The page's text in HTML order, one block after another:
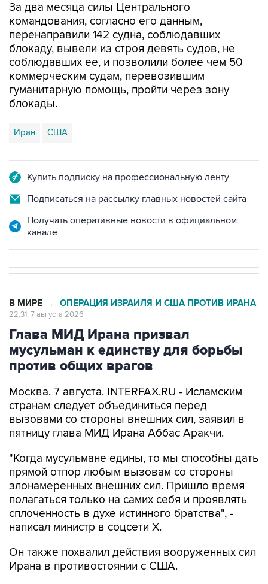
За два месяца силы Центрального
командования, согласно его данным,
перенаправили 142 судна, соблюдавших
блокаду, вывели из строя девять судов, не
соблюдавших ее, и позволили более чем 50
коммерческим судам, перевозившим
гуманитарную помощь, пройти через зону
блокады.
Иран США
Купить подписку на профессиональную ленту
Подписаться на рассылку главных новостей сайта
Получать оперативные новости в официальном
канале
В МИРЕ → ОПЕРАЦИЯ ИЗРАИЛЯ И США ПРОТИВ ИРАНА
22:31, 7 августа 2026
Глава МИД Ирана призвал
мусульман к единству для борьбы
против общих врагов
Москва. 7 августа. INTERFAX.RU - Исламским
странам следует объединиться перед
вызовами со стороны внешних сил, заявил в
пятницу глава МИД Ирана Аббас Аракчи.
"Когда мусульмане едины, то мы способны дать
прямой отпор любым вызовам со стороны
злонамеренных внешних сил. Пришло время
полагаться только на самих себя и проявлять
сплоченность в духе истинного братства", -
написал министр в соцсети Х.
Он также похвалил действия вооруженных сил
Ирана в противостоянии с США.